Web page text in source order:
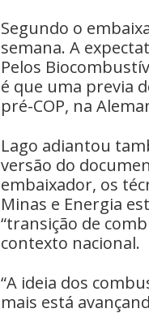
Segundo o
semana. A
Pelos
é que uma previa
pré-COP, na
Lago adiantou
versão do
embaixador, os
Minas e Energia
“transição de
contexto nacional.
“A ideia dos
mais está